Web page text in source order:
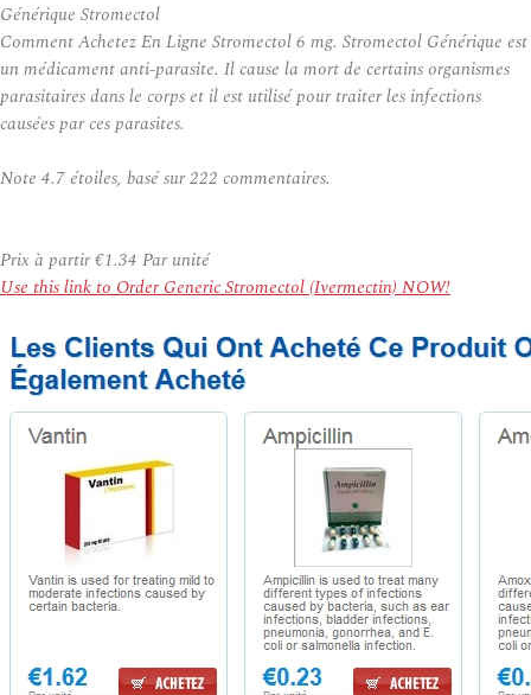
Générique Stromectol
Comment Achetez En Ligne Stromectol 6 mg. Stromectol Générique est
un médicament anti-parasite. Il cause la mort de certains organismes
parasitaires dans le corps et il est utilisé pour traiter les infections
causées par ces parasites.
Note 4.7étoiles, basé sur222 commentaires.
Prix à partir€1.34 Par unité
Use this link to Order Generic Stromectol (Ivermectin) NOW!